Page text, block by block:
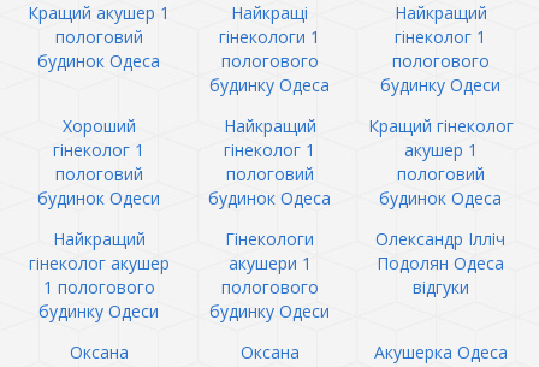
Кращий акушер 1
пологовий
будинок Одеса
Найкращі
гінекологи 1
пологового
будинку Одеса
Найкращий
гінеколог 1
пологового
будинку Одеси
Хороший
гінеколог 1
пологовий
будинок Одеси
Найкращий
гінеколог 1
пологовий
будинок Одеса
Кращий гінеколог
акушер 1
пологовий
будинок Одеса
Найкращий
гінеколог акушер
1 пологового
будинку Одеси
Гінекологи
акушери 1
пологового
будинку Одеси
Олександр Ілліч
Подолян Одеса
відгуки
Оксана
Оксана
Акушерка Одеса